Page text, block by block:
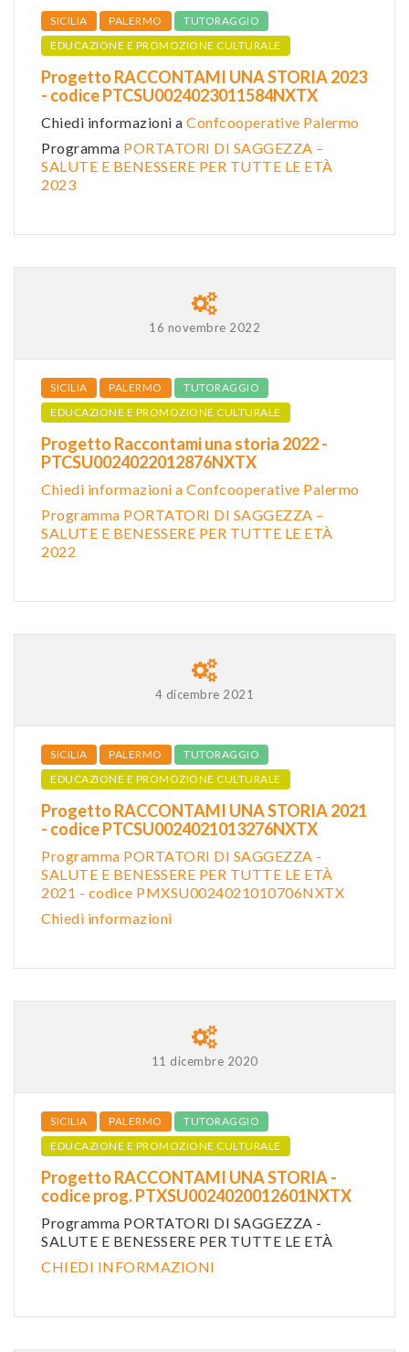
SICILIA PALERMO
TUTORAGGIO
EDUCAZIONE E PROMOZIONE CULTURALE
Progetto RACCONTAMI UNA STORIA 2023
- codice PTCSU0024023011584NXTX
Chiedi informazioni a Confcooperative Palermo
Programma PORTATORI DI SAGGEZZA –
SALUTE E BENESSERE PER TUTTE LE ETÀ
2023
16 novembre 2022
SICILIA PALERMO
TUTORAGGIO
EDUCAZIONE E PROMOZIONE CULTURALE
Progetto Raccontami una storia 2022 -
PTCSU0024022012876NXTX
Chiedi informazioni a Confcooperative Palermo
Programma PORTATORI DI SAGGEZZA –
SALUTE E BENESSERE PER TUTTE LE ETÀ
2022
4 dicembre 2021
SICILIA PALERMO
TUTORAGGIO
EDUCAZIONE E PROMOZIONE CULTURALE
Progetto RACCONTAMI UNA STORIA 2021
- codice PTCSU0024021013276NXTX
Programma PORTATORI DI SAGGEZZA -
SALUTE E BENESSERE PER TUTTE LE ETÀ
2021 - codice PMXSU0024021010706NXTX
Chiedi informazioni
11 dicembre 2020
SICILIA PALERMO
TUTORAGGIO
EDUCAZIONE E PROMOZIONE CULTURALE
Progetto RACCONTAMI UNA STORIA -
codice prog. PTXSU0024020012601NXTX
Programma PORTATORI DI SAGGEZZA -
SALUTE E BENESSERE PER TUTTE LE ETÀ
CHIEDI INFORMAZIONI